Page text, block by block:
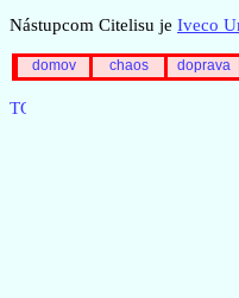
Nástupcom Citelisu je Iveco
domov chaos doprava